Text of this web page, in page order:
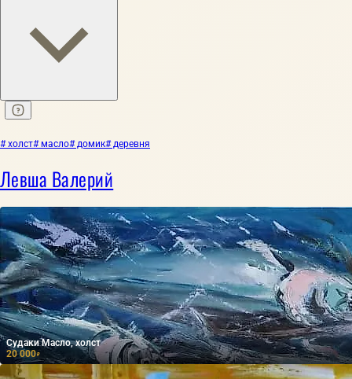
# холст# масло# домик# деревня
Левша Валерий
Судаки Масло, холст
20 000₽